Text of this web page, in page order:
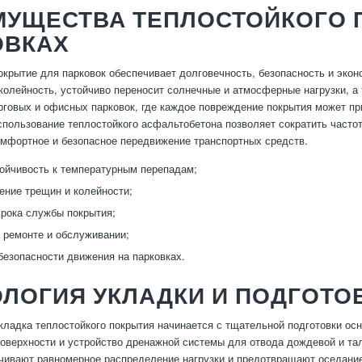
ТЕПЛОСТОЙКОГО
для парковок обеспечивает долговечность, безопасность и
устойчиво переносит солнечные и атмосферные нагрузки,
и офисных парковок, где каждое повреждение покрытия может
теплостойкого асфальтобетона позволяет сократить
и безопасное передвижение транспортных средств.
к температурным перепадам;
трещин и колейности;
службы покрытия;
и обслуживании;
движения на парковках.
УКЛАДКИ И
теплостойкого покрытия начинается с тщательной подготовки
и устройство дренажной системы для отвода дождевой и
равномерное распределение нагрузки и предотвращают